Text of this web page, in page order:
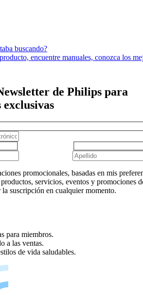
buscando?
encuentre manuales, conozca los
de Philips para
promocionales, basadas en mis
servicios, eventos y promociones
suscripción en cualquier momento.
para miembros.
a las ventas.
de vida saludables.